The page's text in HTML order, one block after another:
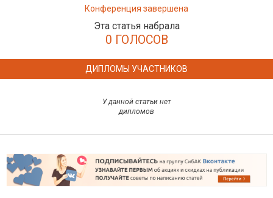
Конференция завершена
Эта статья набрала
0 ГОЛОСОВ
ДИПЛОМЫ УЧАСТНИКОВ
У данной статьи нет
дипломов